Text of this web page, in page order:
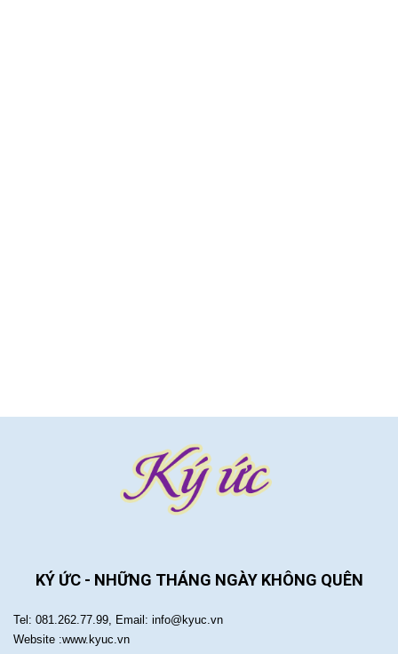
KÝ ỨC - NHỮNG THÁNG NGÀY KHÔNG QUÊN
Tel: 081.262.77.99, Email: info@kyuc.vn
Website :www.kyuc.vn